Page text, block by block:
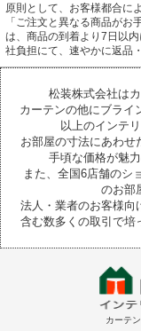
原則として、お客様都合に
「ご注文と異なる商品がお
は、商品の到着より7日以
社負担にて、速やかに返品
松装株式会社は
カーテンの他にブライ
以上のインテ
お部屋の寸法にあわせ
手頃な価格が魅
また、全国6店舗のシ
のお部
法人・業者のお客様向
含む数多くの取引で培
カーテ